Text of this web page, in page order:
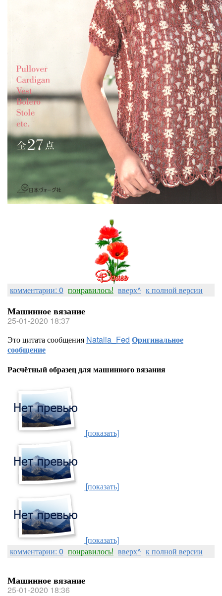
комментарии: 0 понравилось! вверх^ к полной версии
Машинное вязание
25-01-2020 18:37
Это цитата сообщения Natalia_Fed Оригинальное
сообщение
Расчётный образец для машинного вязания
[показать]
[показать]
[показать]
комментарии: 0 понравилось! вверх^ к полной версии
Машинное вязание
25-01-2020 18:36